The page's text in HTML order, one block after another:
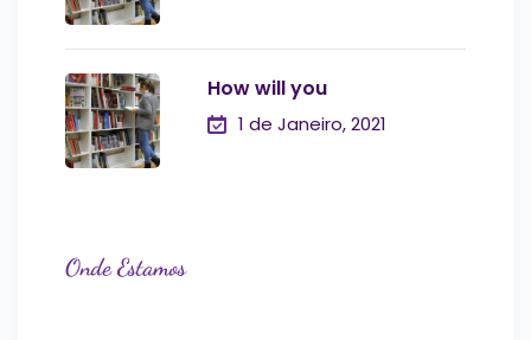
How will you
1 de Janeiro, 2021
Onde Estamos